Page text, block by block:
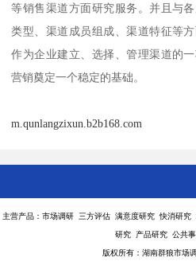
等销售渠道方面研究服务。并且与
类型、渠道成员组成、渠道特征等
作为企业建立、选择、管理渠道的
营销奠定一个稳定的基础。
m.qunlangzixun.b2b168.com
主营产品：市场调研 三方评估 满意度研究 快消研
研究 产品研究 公共
版权所有：湖南群狼市场